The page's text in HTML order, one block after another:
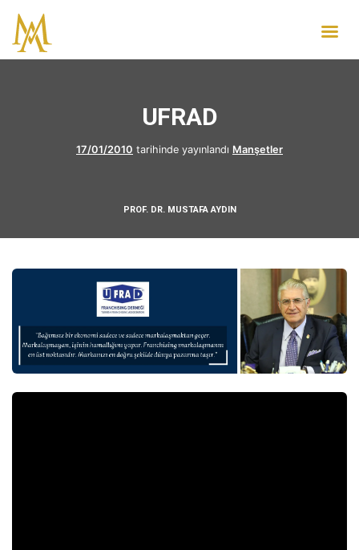
UFRAD
17/01/2010 tarihinde yayınlandı Manşetler
PROF. DR. MUSTAFA AYDIN